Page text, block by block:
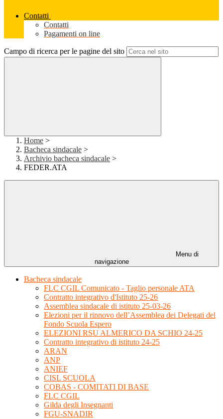
Contatti
Contatti
Pagamenti on line
Campo di ricerca per le pagine del sito
Home >
Bacheca sindacale >
Archivio bacheca sindacale >
FEDER.ATA
Menu di
navigazione
Bacheca sindacale
FLC CGIL Comunicato - Taglio personale ATA
Contratto integrativo d'Istituto 25-26
Assemblea sindacale di istituto 25-03-26
Elezioni per il rinnovo dell’Assemblea dei Delegati del
Fondo Scuola Espero
ELEZIONI RSU ALMERICO DA SCHIO 24-25
Contratto integrativo di istituto 24-25
ARAN
ANP
ANIEF
CISL SCUOLA
COBAS - COMITATI DI BASE
FLC CGIL
Gilda degli Insegnanti
FGU-SNADIR